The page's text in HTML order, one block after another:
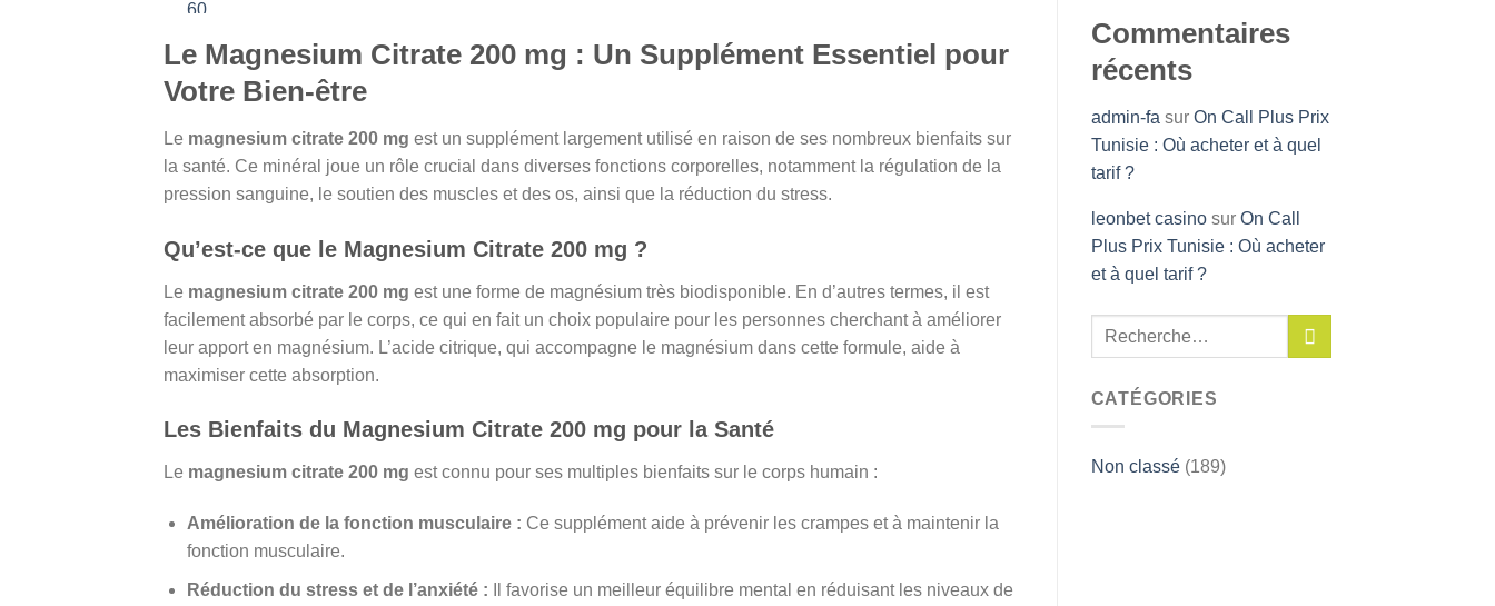
était :
د.ت 60,000.
est :
د.ت 44,000.
Le Magnesium Citrate 200 mg : Un Supplément Essentiel pour
Votre Bien-être
Le magnesium citrate 200 mg est un supplément largement utilisé en raison de ses nombreux bienfaits sur
la santé. Ce minéral joue un rôle crucial dans diverses fonctions corporelles, notamment la régulation de la
pression sanguine, le soutien des muscles et des os, ainsi que la réduction du stress.
Qu’est-ce que le Magnesium Citrate 200 mg ?
Le magnesium citrate 200 mg est une forme de magnésium très biodisponible. En d’autres termes, il est
facilement absorbé par le corps, ce qui en fait un choix populaire pour les personnes cherchant à améliorer
leur apport en magnésium. L’acide citrique, qui accompagne le magnésium dans cette formule, aide à
maximiser cette absorption.
Les Bienfaits du Magnesium Citrate 200 mg pour la Santé
Le magnesium citrate 200 mg est connu pour ses multiples bienfaits sur le corps humain :
Amélioration de la fonction musculaire : Ce supplément aide à prévenir les crampes et à maintenir la
fonction musculaire.
Réduction du stress et de l’anxiété : Il favorise un meilleur équilibre mental en réduisant les niveaux de
Commentaires
récents
admin-fa sur On Call Plus Prix
Tunisie : Où acheter et à quel
tarif ?
leonbet casinosur On Call
Plus Prix Tunisie : Où acheter
et à quel tarif ?
CATÉGORIES
Non classé(189)